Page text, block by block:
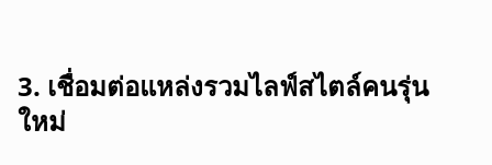
3. เชื่อมต่อแหล่งรวมไลฟ์สไตล์คนรุ่น
ใหม่